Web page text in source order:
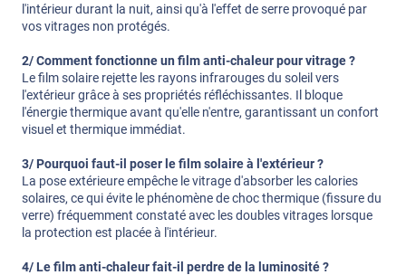
l'intérieur durant la nuit, ainsi qu'à l'effet de serre provoqué par
vos vitrages non protégés.
2/ Comment fonctionne un film anti-chaleur pour vitrage ?
Le film solaire rejette les rayons infrarouges du soleil vers
l'extérieur grâce à ses propriétés réfléchissantes. Il bloque
l'énergie thermique avant qu'elle n'entre, garantissant un confort
visuel et thermique immédiat.
3/ Pourquoi faut-il poser le film solaire à l'extérieur ?
La pose extérieure empêche le vitrage d'absorber les calories
solaires, ce qui évite le phénomène de choc thermique (fissure du
verre) fréquemment constaté avec les doubles vitrages lorsque
la protection est placée à l'intérieur.
4/ Le film anti-chaleur fait-il perdre de la luminosité ?